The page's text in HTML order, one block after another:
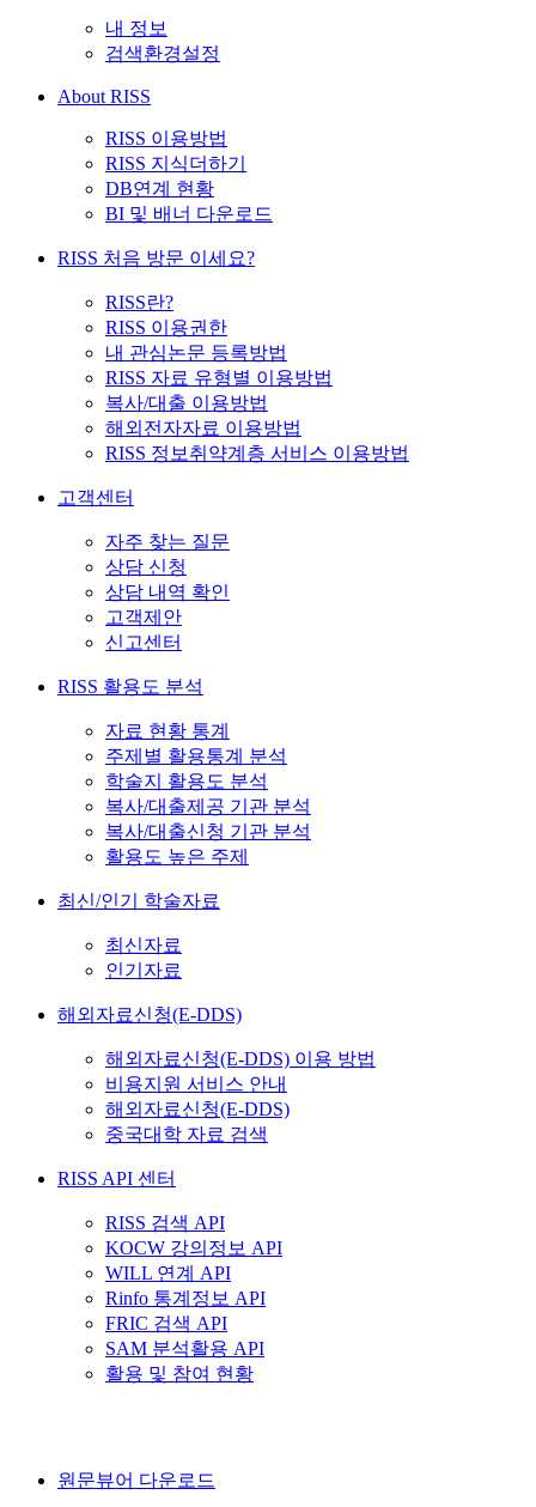
내 정보
검색환경설정
About RISS
RISS 이용방법
RISS 지식더하기
DB연계 현황
BI 및 배너 다운로드
RISS 처음 방문 이세요?
RISS란?
RISS 이용권한
내 관심논문 등록방법
RISS 자료 유형별 이용방법
복사/대출 이용방법
해외전자자료 이용방법
RISS 정보취약계층 서비스 이용방법
고객센터
자주 찾는 질문
상담 신청
상담 내역 확인
고객제안
신고센터
RISS 활용도 분석
자료 현황 통계
주제별 활용통계 분석
학술지 활용도 분석
복사/대출제공 기관 분석
복사/대출신청 기관 분석
활용도 높은 주제
최신/인기 학술자료
최신자료
인기자료
해외자료신청(E-DDS)
해외자료신청(E-DDS) 이용 방법
비용지원 서비스 안내
해외자료신청(E-DDS)
중국대학 자료 검색
RISS API 센터
RISS 검색 API
KOCW 강의정보 API
WILL 연계 API
Rinfo 통계정보 API
FRIC 검색 API
SAM 분석활용 API
활용 및 참여 현황
원문뷰어 다운로드